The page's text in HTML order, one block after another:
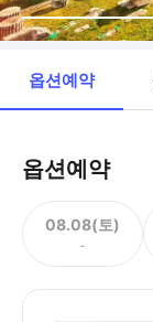
옵션예약
옵션예약
08.08(토)
-